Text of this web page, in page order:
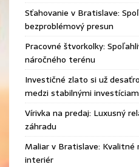
Sťahovanie v Bratislave:
bezproblémový presun
Pracovné štvorkolky:
náročného terénu
Investičné zlato si už
medzi stabilnými
Vírivka na predaj: Luxusný
záhradu
Maliar v Bratislave: Kvalitné
interiér